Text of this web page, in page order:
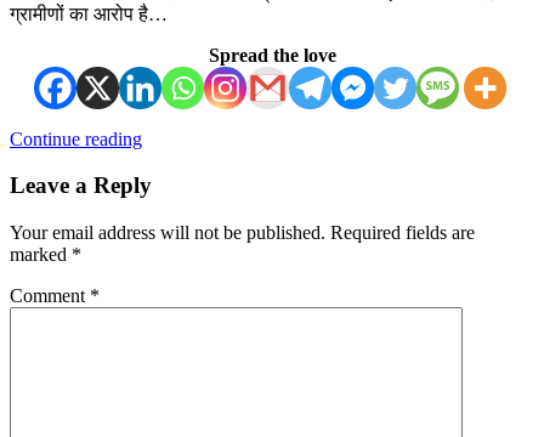
ग्रामीणों का आरोप है…
Spread the love
Continue reading
Leave a Reply
Your email address will not be published. Required fields are
marked *
Comment *